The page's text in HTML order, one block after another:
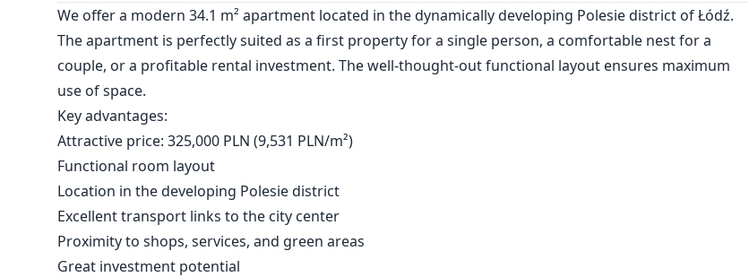
We offer a modern 34.1 m² apartment located in the dynamically developing Polesie district of Łódź.
The apartment is perfectly suited as a first property for a single person, a comfortable nest for a
couple, or a profitable rental investment. The well-thought-out functional layout ensures maximum
use of space.
Key advantages:
Attractive price: 325,000 PLN (9,531 PLN/m²)
Functional room layout
Location in the developing Polesie district
Excellent transport links to the city center
Proximity to shops, services, and green areas
Great investment potential